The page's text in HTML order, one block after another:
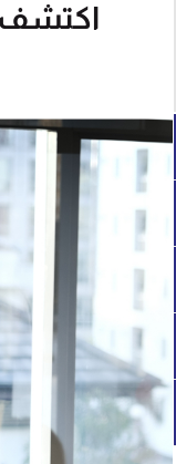
اكتشف